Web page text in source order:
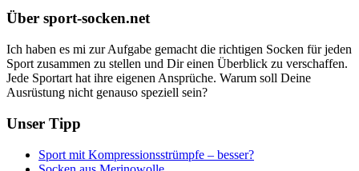
Über sport-socken.net
Ich haben es mi zur Aufgabe gemacht die richtigen Socken für jeden
Sport zusammen zu stellen und Dir einen Überblick zu verschaffen.
Jede Sportart hat ihre eigenen Ansprüche. Warum soll Deine
Ausrüstung nicht genauso speziell sein?
Unser Tipp
Sport mit Kompressionsstrümpfe – besser?